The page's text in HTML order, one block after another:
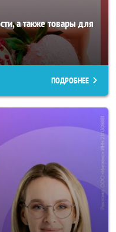
а также товары для
ПОДРОБНЕЕ